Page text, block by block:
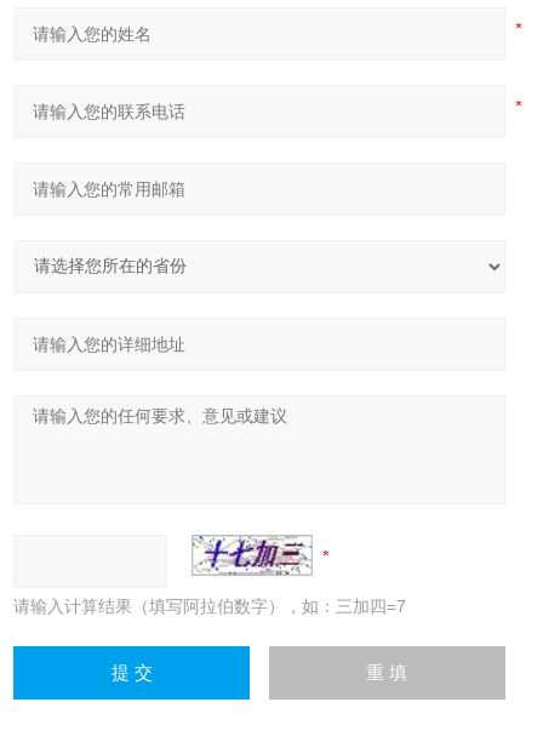
请输入计算结果（填写阿拉伯数字），如：三加四=7